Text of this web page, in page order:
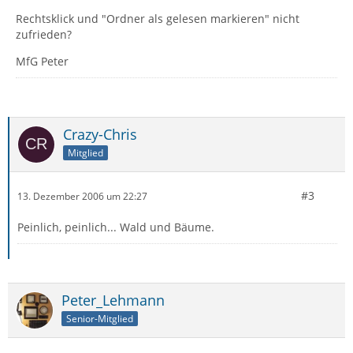
Rechtsklick und "Ordner als gelesen markieren" nicht
zufrieden?
MfG Peter
Crazy-Chris
Mitglied
13. Dezember 2006 um 22:27 #3
Peinlich, peinlich... Wald und Bäume.
Peter_Lehmann
Senior-Mitglied